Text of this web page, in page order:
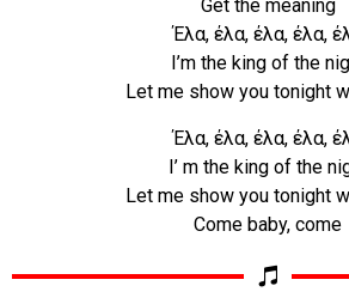
Get the meaning
Έλα, έλα, έλα, έλα,
I’m the king of the
Let me show you tonight
Έλα, έλα, έλα, έλα,
I’ m the king of the
Let me show you tonight
Come baby, come